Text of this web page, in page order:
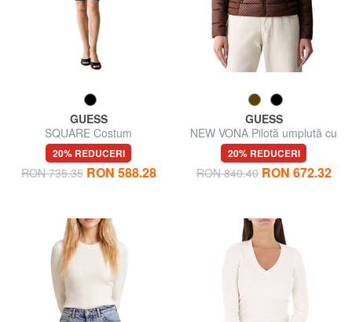
GUESS
SQUARE Costum
20% REDUCERI
RON 735.35 RON 588.28
GUESS
NEW VONA Pilotă umplută cu
puf
20% REDUCERI
RON 840.40 RON 672.32